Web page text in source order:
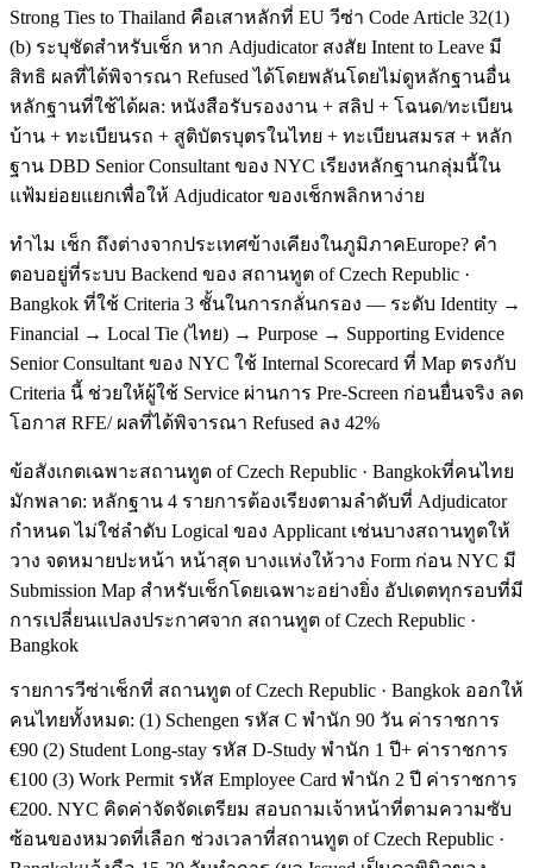
Strong Ties to Thailand คือเสาหลักที่ EU วีซ่า Code Article 32(1)
(b) ระบุชัดสำหรับเช็ก หาก Adjudicator สงสัย Intent to Leave มี
สิทธิ ผลที่ได้พิจารณา Refused ได้โดยพลันโดยไม่ดูหลักฐานอื่น
หลักฐานที่ใช้ได้ผล: หนังสือรับรองงาน + สลิป + โฉนด/ทะเบียน
บ้าน + ทะเบียนรถ + สูติบัตรบุตรในไทย + ทะเบียนสมรส + หลัก
ฐาน DBD Senior Consultant ของ NYC เรียงหลักฐานกลุ่มนี้ใน
แฟ้มย่อยแยกเพื่อให้ Adjudicator ของเช็กพลิกหาง่าย
ทำไม เช็ก ถึงต่างจากประเทศข้างเคียงในภูมิภาคEurope? คำ
ตอบอยู่ที่ระบบ Backend ของ สถานทูต of Czech Republic ·
Bangkok ที่ใช้ Criteria 3 ชั้นในการกลั่นกรอง — ระดับ Identity →
Financial → Local Tie (ไทย) → Purpose → Supporting Evidence
Senior Consultant ของ NYC ใช้ Internal Scorecard ที่ Map ตรงกับ
Criteria นี้ ช่วยให้ผู้ใช้ Service ผ่านการ Pre-Screen ก่อนยื่นจริง ลด
โอกาส RFE/ ผลที่ได้พิจารณา Refused ลง 42%
ข้อสังเกตเฉพาะสถานทูต of Czech Republic · Bangkokที่คนไทย
มักพลาด: หลักฐาน 4 รายการต้องเรียงตามลำดับที่ Adjudicator
กำหนด ไม่ใช่ลำดับ Logical ของ Applicant เช่นบางสถานทูตให้
วาง จดหมายปะหน้า หน้าสุด บางแห่งให้วาง Form ก่อน NYC มี
Submission Map สำหรับเช็กโดยเฉพาะอย่างยิ่ง อัปเดตทุกรอบที่มี
การเปลี่ยนแปลงประกาศจาก สถานทูต of Czech Republic ·
Bangkok
รายการวีซ่าเช็กที่ สถานทูต of Czech Republic · Bangkok ออกให้
คนไทยทั้งหมด: (1) Schengen รหัส C พำนัก 90 วัน ค่าราชการ
€90 (2) Student Long-stay รหัส D-Study พำนัก 1 ปี+ ค่าราชการ
€100 (3) Work Permit รหัส Employee Card พำนัก 2 ปี ค่าราชการ
€200. NYC คิดค่าจัดจัดเตรียม สอบถามเจ้าหน้าที่ตามความซับ
ซ้อนของหมวดที่เลือก ช่วงเวลาที่สถานทูต of Czech Republic ·